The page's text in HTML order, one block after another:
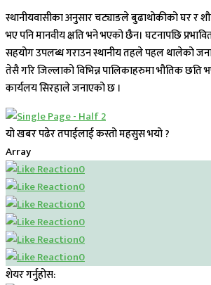
स्थानीयवासीका अनुसार चट्याङले बुढाथोकीको घर र
भए पनि मानवीय क्षति भने भएको छैन। घटनापछि
सहयोग उपलब्ध गराउन स्थानीय तहले पहल थालेको
तेसै गरि जिल्लाको विभिन्न पालिकाहरुमा भौतिक छति
कार्यलय सिरहाले जनाएको छ ।
यो खबर पढेर तपाईलाई कस्तो महसुस भयो ?
Array
0
0
0
0
0
0
शेयर गर्नुहोस: